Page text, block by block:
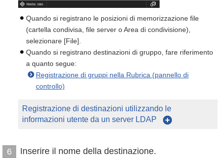
Quando si registrano le posizioni di memorizzazione file
(cartella condivisa, file server o Area di condivisione),
selezionare [File].
Quando si registrano destinazioni di gruppo, fare riferimento
a quanto segue:
Registrazione di gruppi nella Rubrica (pannello di
controllo)
Registrazione di destinazioni utilizzando le
informazioni utente da un server LDAP
6 Inserire il nome della destinazione.